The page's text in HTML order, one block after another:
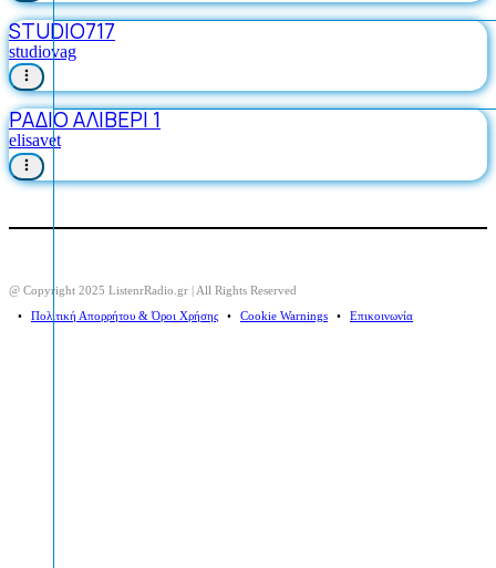
STUDIO717
studiovag
ΡΑΔΙΟ ΑΛΙΒΕΡΙ 1
elisavet
@ Copyright 2025 ListenrRadio.gr | All Rights Reserved
⠀•⠀ Πολιτική Απορρήτου & Όροι Χρήσης ⠀•⠀ Cookie Warnings ⠀•⠀ Επικοινωνία